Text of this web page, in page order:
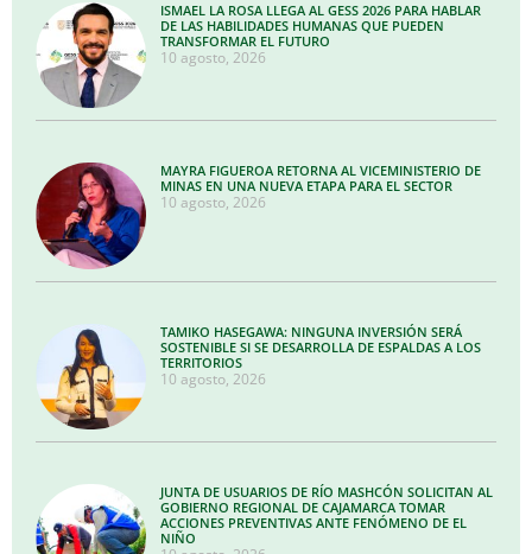
ISMAEL LA ROSA LLEGA AL GESS 2026 PARA HABLAR
DE LAS HABILIDADES HUMANAS QUE PUEDEN
TRANSFORMAR EL FUTURO
10 agosto, 2026
MAYRA FIGUEROA RETORNA AL VICEMINISTERIO DE
MINAS EN UNA NUEVA ETAPA PARA EL SECTOR
10 agosto, 2026
TAMIKO HASEGAWA: NINGUNA INVERSIÓN SERÁ
SOSTENIBLE SI SE DESARROLLA DE ESPALDAS A LOS
TERRITORIOS
10 agosto, 2026
JUNTA DE USUARIOS DE RÍO MASHCÓN SOLICITAN AL
GOBIERNO REGIONAL DE CAJAMARCA TOMAR
ACCIONES PREVENTIVAS ANTE FENÓMENO DE EL
NIÑO